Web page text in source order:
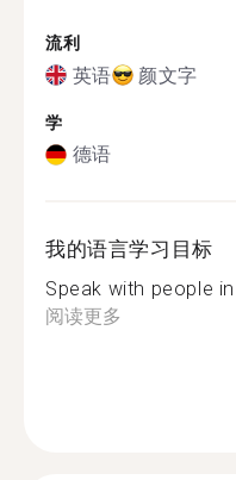
流利
英语 颜文字
学
德语
我的语言学习目标
Speak with people
阅读更多